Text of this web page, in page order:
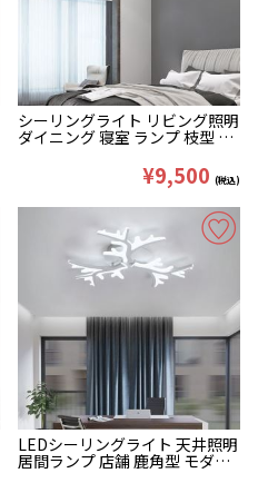
シーリングライト リビング照明
ダイニング 寝室 ランプ 枝型 2
¥9,500 (税込)
LEDシーリングライト 天井照明
居間ランプ 店舗 鹿角型 モダン